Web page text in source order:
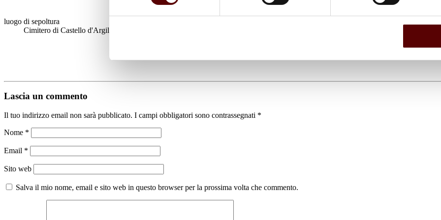
luogo di sepoltura
Cimitero di Castello d'Argile
Lascia un commento
Il tuo indirizzo email non sarà pubblicato. I campi obbligatori sono contrassegnati *
Nome *
Email *
Sito web
Salva il mio nome, email e sito web in questo browser per la prossima volta che commento.